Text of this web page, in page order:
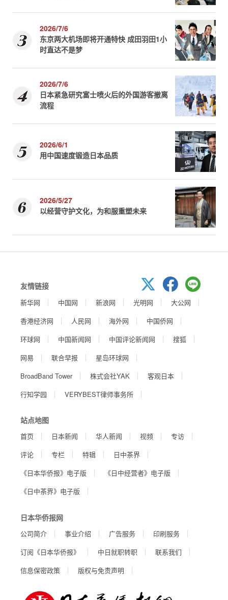
2026/7/6
东京两大机场即将开通特快 成田羽田1小
时直达不是梦
2026/7/6
日本紧急研究富士喷火后的外国游客撤离
流程
2026/6/1
用中国速度锻造日本品质
2026/5/27
以经营守护文化，为和服重塑未来
友情链接
新华网 中国网 新浪网 光明网
大公网
香港经济网
人民网 海外网
中国侨网
环球网
中国新闻网 中国评论新闻网
搜狐
网易
联合早报
星岛环球网
BroadBand Tower
株式会社YAK
客观日本
行知学园
VERYBEST律师事务所
站点地图
首页 日本新闻 华人新闻 视频
专访
评论
专栏 特辑
日中茶界
《日本华侨报》电子版
《日中经营者》电子版
《日中茶界》电子版
日本华侨报网
公司简介 事业介绍 广告服务
印刷服务
订阅《日本华侨报》
中日就职转职
联系我们
信息保密政策
版权与免责声明